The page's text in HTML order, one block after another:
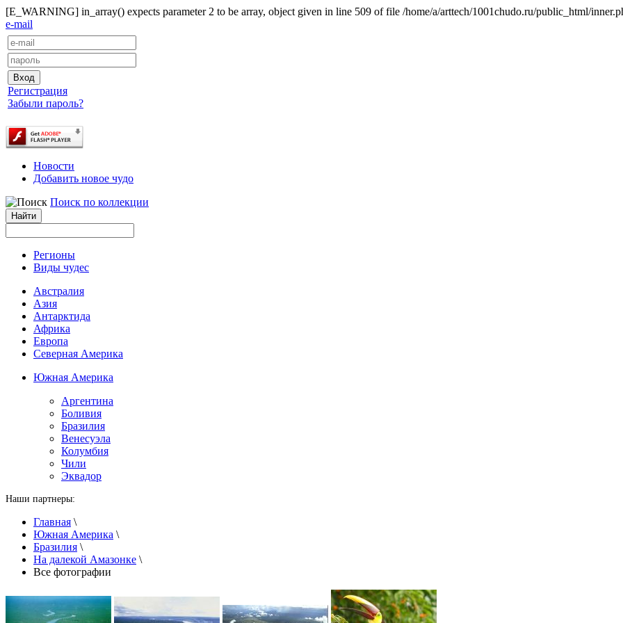
[E_WARNING] in_array() expects parameter 2 to be array, object given in line 509 of file /home/a/arttech/1001chudo.ru/public_html/
e-mail
Регистрация
Забыли пароль?
Новости
Добавить новое чудо
Поиск по коллекции
Регионы
Виды чудес
Австралия
Азия
Антарктида
Африка
Европа
Северная Америка
Южная Америка
Аргентина
Боливия
Бразилия
Венесуэла
Колумбия
Чили
Эквадор
Наши партнеры:
Главная \
Южная Америка \
Бразилия \
На далекой Амазонке \
Все фотографии